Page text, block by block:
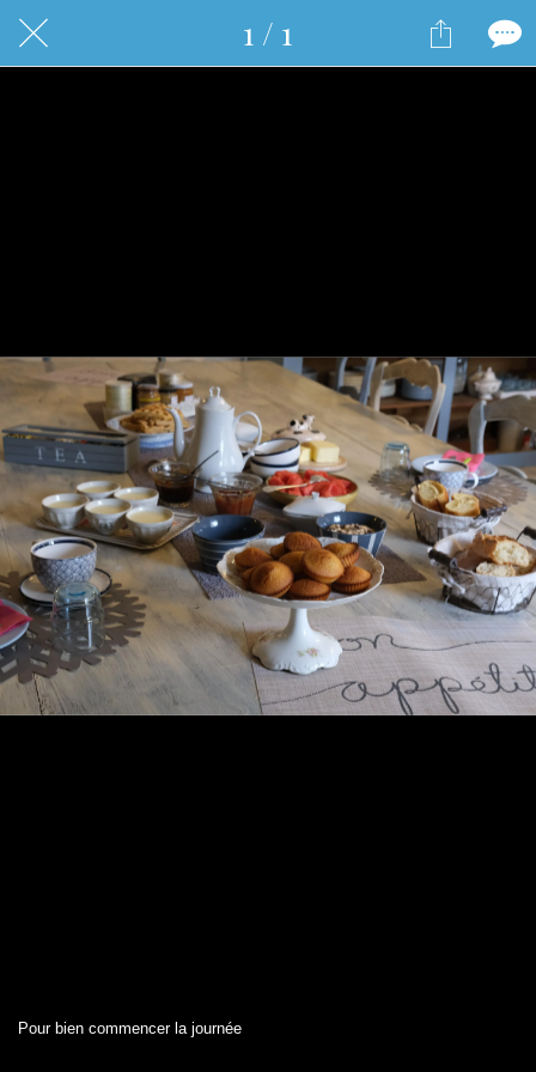
1 / 1
Pour bien commencer la journée